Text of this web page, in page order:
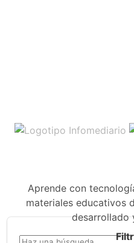
Aprende con
materiales educativos
desarrollado